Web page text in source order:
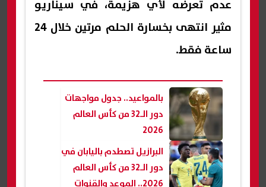
عدم تعرضه لأي هزيمة، في سيناريو
مثير انتهى بخسارة الحلم مرتين خلال 24
ساعة فقط.
بالمواعيد.. جدول مواجهات
دور الـ32 من كأس العالم
2026
البرازيل تصطدم باليابان في
دور الـ32 من كأس العالم
2026.. الموعد والقنوات